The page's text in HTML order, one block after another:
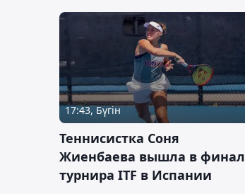
17:43, Бүгін
Теннисистка Соня
Жиенбаева вышла в финал
турнира ITF в Испании